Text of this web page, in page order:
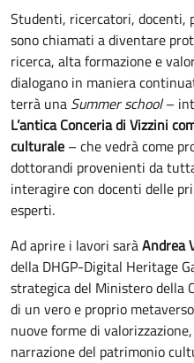
Studenti, ricercatori, docenti,
sono chiamati a diventare
ricerca, alta formazione e
dialogano in maniera
terrà una Summer school–
L’antica Conceria di Vizzini
culturale – che vedrà come
dottorandi provenienti da
interagire con docenti delle
esperti.
Ad aprire i lavori saràAndrea
della DHGP-Digital Heritage
strategica del Ministero della
di un vero e proprio
nuove forme di
narrazione del patrimonio